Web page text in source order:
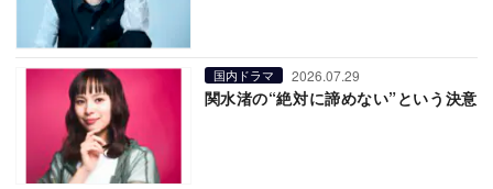
国内ドラマ 2026.07.29
関水渚の“絶対に諦めない”という決意